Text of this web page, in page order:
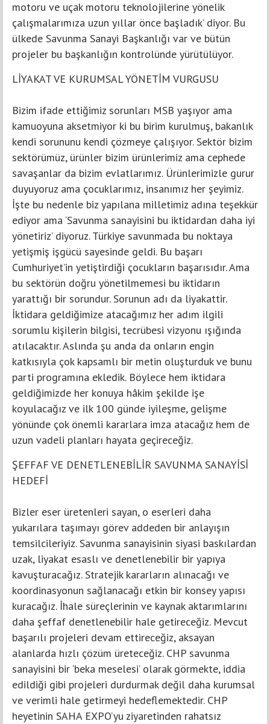
motoru ve uçak motoru teknolojilerine yönelik
çalışmalarımıza uzun yıllar önce başladık’ diyor. Bu
ülkede Savunma Sanayi Başkanlığı var ve bütün
projeler bu başkanlığın kontrolünde yürütülüyor.
LİYAKAT VE KURUMSAL YÖNETİM VURGUSU
Bizim ifade ettiğimiz sorunları MSB yaşıyor ama
kamuoyuna aksetmiyor ki bu birim kurulmuş, bakanlık
kendi sorununu kendi çözmeye çalışıyor. Sektör bizim
sektörümüz, ürünler bizim ürünlerimiz ama cephede
savaşanlar da bizim evlatlarımız. Ürünlerimizle gurur
duyuyoruz ama çocuklarımız, insanımız her şeyimiz.
İşte bu nedenle biz yapılana milletimiz adına teşekkür
ediyor ama ‘Savunma sanayisini bu iktidardan daha iyi
yönetiriz’ diyoruz. Türkiye savunmada bu noktaya
yetişmiş işgücü sayesinde geldi. Bu başarı
Cumhuriyet’in yetiştirdiği çocukların başarısıdır. Ama
bu sektörün doğru yönetilmemesi bu iktidarın
yarattığı bir sorundur. Sorunun adı da liyakattir.
İktidara geldiğimize atacağımız her adım ilgili
sorumlu kişilerin bilgisi, tecrübesi vizyonu ışığında
atılacaktır. Aslında şu anda da onların engin
katkısıyla çok kapsamlı bir metin oluşturduk ve bunu
parti programına ekledik. Böylece hem iktidara
geldiğimizde her konuya hâkim şekilde işe
koyulacağız ve ilk 100 günde iyileşme, gelişme
yönünde çok önemli kararlara imza atacağız hem de
uzun vadeli planları hayata geçireceğiz.
ŞEFFAF VE DENETLENEBİLİR SAVUNMA SANAYİSİ
HEDEFİ
Bizler eser üretenleri sayan, o eserleri daha
yukarılara taşımayı görev addeden bir anlayışın
temsilcileriyiz. Savunma sanayisinin siyasi baskılardan
uzak, liyakat esaslı ve denetlenebilir bir yapıya
kavuşturacağız. Stratejik kararların alınacağı ve
koordinasyonun sağlanacağı etkin bir konsey yapısı
kuracağız. İhale süreçlerinin ve kaynak aktarımlarını
daha şeffaf denetlenebilir hale getireceğiz. Mevcut
başarılı projeleri devam ettireceğiz, aksayan
alanlarda hızlı çözüm üreteceğiz. CHP savunma
sanayisini bir ‘beka meselesi’ olarak görmekte, iddia
edildiği gibi projeleri durdurmak değil daha kurumsal
ve verimli hale getirmeyi hedeflemektedir. CHP
heyetinin SAHA EXPO’yu ziyaretinden rahatsız